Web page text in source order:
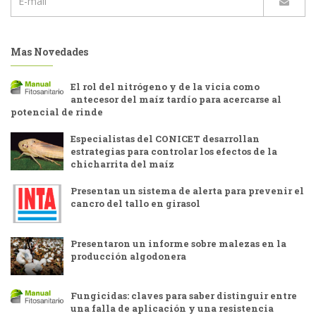
Mas Novedades
El rol del nitrógeno y de la vicia como
antecesor del maíz tardío para acercarse al
potencial de rinde
Especialistas del CONICET desarrollan
estrategias para controlar los efectos de la
chicharrita del maíz
Presentan un sistema de alerta para prevenir el
cancro del tallo en girasol
Presentaron un informe sobre malezas en la
producción algodonera
Fungicidas: claves para saber distinguir entre
una falla de aplicación y una resistencia